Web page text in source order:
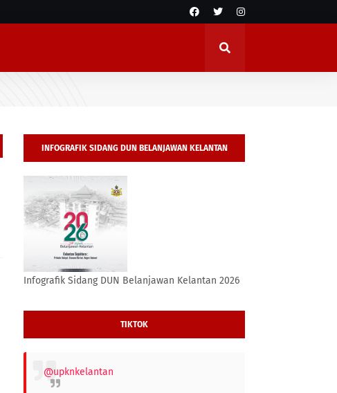
INFOGRAFIK SIDANG DUN BELANJAWAN KELANTAN
2026
Infografik Sidang DUN Belanjawan Kelantan 2026
TIKTOK
@upknkelantan